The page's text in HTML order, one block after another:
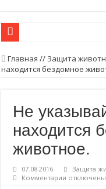
Пожалуйста, объясните
Вегетарианские продукты с
Возьмите в семью животное
Пожалуйста, стерилизуйте
Молоко — без слёз коров и
Главная // Защита
находится бездомное
Не
находится
животное.
07.08.2016
Защита
Комментарии к
отключены